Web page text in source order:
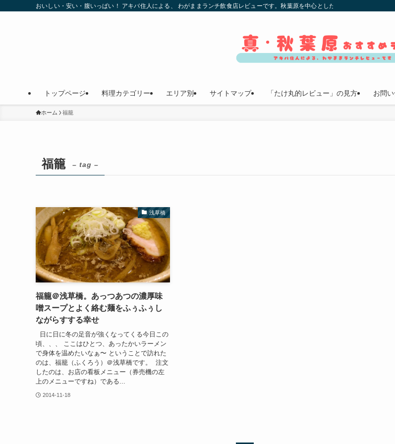
おいしい・安い・腹いっぱい！ アキバ住人による、 わがままランチ飲食店レビューです。秋葉原を中心としたエリアの飲食店の中
トップページ 料理カテゴリー エリア別 サイトマップ 「たけ丸的レビュー」の見方 お問
ホーム 福籠
福籠 – tag –
浅草橋
福籠＠浅草橋。あっつあつの濃厚味
噌スープとよく絡む麺をふぅふぅし
ながらすする幸せ
日に日に冬の足音が強くなってくる今日この
頃、、、 ここはひとつ、あったかいラーメン
で身体を温めたいなぁ〜 ということで訪れた
のは、福籠（ふくろう）＠浅草橋です。 注文
したのは、お店の看板メニュー（券売機の左
上のメニューですね）である...
2014-11-18